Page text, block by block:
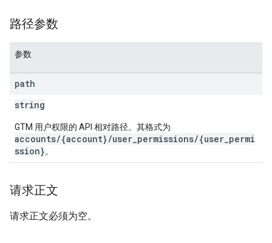
路径参数
参数
path
string
GTM 用户权限的 API 相对路径。其格式为
accounts/{account}/user_permissions/{user_permi
ssion}。
请求正文
请求正文必须为空。